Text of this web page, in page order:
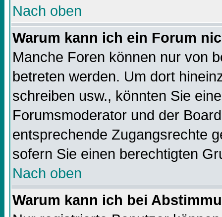
Nach oben
Warum kann ich ein Forum
Manche Foren können nur von
betreten werden. Um dort
schreiben usw., könnten Sie
Forumsmoderator und der
entsprechende Zugangsrechte
sofern Sie einen berechtigten
Nach oben
Warum kann ich bei